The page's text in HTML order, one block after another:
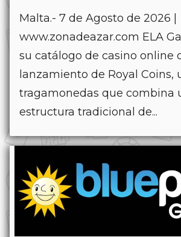
Malta.- 7 de Agosto de 2026 |
www.zonadeazar.com ELA
su catálogo de casino online
lanzamiento de Royal Coins,
tragamonedas que combina
estructura tradicional de...